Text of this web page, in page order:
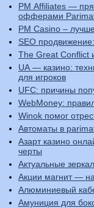
PM Affiliates —
офферами
PM Casino –
SEO
The Great Conflict
UA — казино:
для игроков
UFC: причины
WebMoney:
Winok помог
Автоматы в
Азарт казино
черты
Актуальные
Акции магнит —
Алюминиевый
Амуниция для